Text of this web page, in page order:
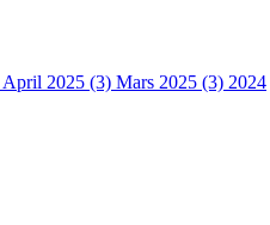
April 2025 (3) Mars 2025 (3) 2024